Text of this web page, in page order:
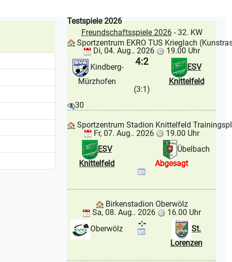
Testspiele 2026
Freundschaftsspiele 2026- 32. KW
Sportzentrum EKRO TUS Krieglach
Di, 04. Aug.. 2026
19.00 Uhr
Kindberg-
Mürzhofen
ESV
Knittelfeld
4:2
(3:1)
30
Sportzentrum Stadion Knittelfeld
Fr, 07. Aug.. 2026
19.00 Uhr
ESV
Knittelfeld
Übelbach
Abgesagt
Birkenstadion Oberwölz
Sa, 08. Aug.. 2026
16.00 Uhr
Oberwölz
St.
Lorenzen
-:-